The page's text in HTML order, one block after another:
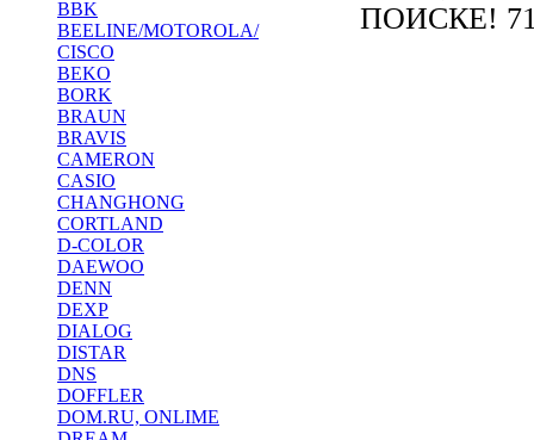
BBK
BEELINE/MOTOROLA/
CISCO
BEKO
BORK
BRAUN
BRAVIS
CAMERON
CASIO
CHANGHONG
CORTLAND
D-COLOR
DAEWOO
DENN
DEXP
DIALOG
DISTAR
DNS
DOFFLER
DOM.RU, ONLIME
ПОИСКЕ!